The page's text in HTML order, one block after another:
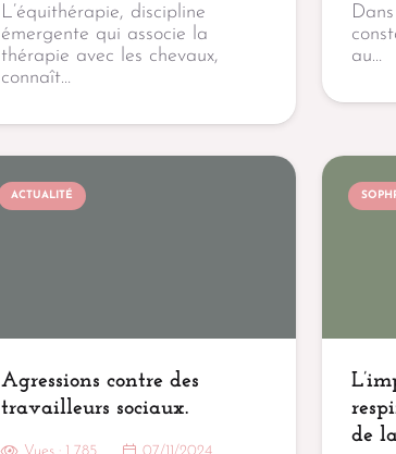
L’équithérapie, discipline
émergente qui associe la
thérapie avec les chevaux,
connaît…
au…
ACTUALITÉ
Agressions contre des
travailleurs sociaux.
de